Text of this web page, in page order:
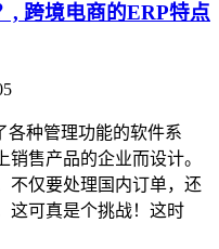
, 跨境电商的ERP特点
各种管理功能的软件系
售产品的企业而设计。
不仅要处理国内订单，还
这可真是个挑战！这时